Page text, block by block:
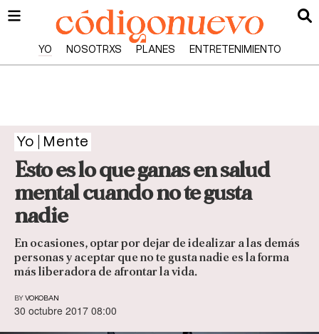
YO NOSOTRXS PLANES ENTRETENIMIENTO
Yo Mente
Esto es lo que ganas en salud
mental cuando no te gusta
nadie
En ocasiones, optar por dejar de idealizar a las demás
personas y aceptar que no te gusta nadie es la forma
más liberadora de afrontar la vida.
BY VOKOBAN
30 octubre 2017 08:00